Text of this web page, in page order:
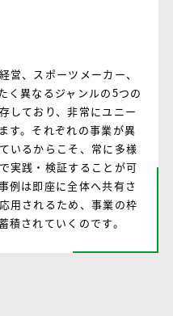
営、スポーツメーカー、
く異なるジャンルの5つの
しており、非常にユニー
す。それぞれの事業が異
いるからこそ、常に多様
実践・検証することが可
例は即座に全体へ共有さ
用されるため、事業の枠
積されていくのです。